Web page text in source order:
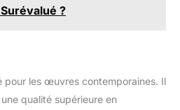
?
pour les œuvres contemporaines. Il
qualité supérieure en